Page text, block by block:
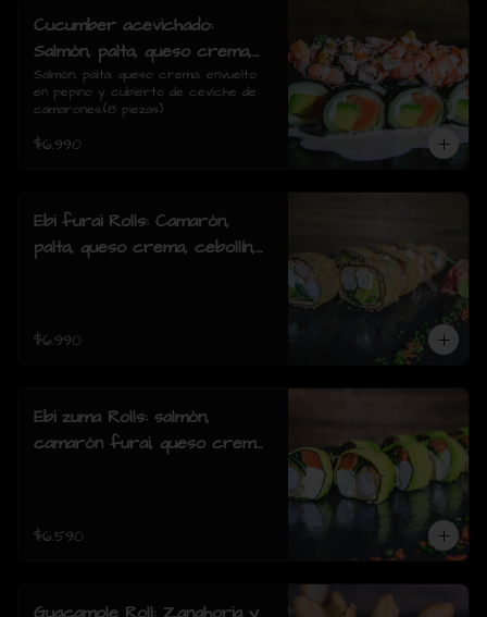
Cucumber acevichado:
Salmón, palta, queso crema,
envuelto en pepino y cubierto
de ceviche de camarones.(8
Salmón, palta, queso crema, envuelto
en pepino y cubierto de ceviche de
camarones.(8 piezas)
$6.990
Ebi furai Rolls: Camarón,
palta, queso crema, cebollín,
$6.990
Ebi zuma Rolls: salmón,
camarón furai, queso crema,
$6.590